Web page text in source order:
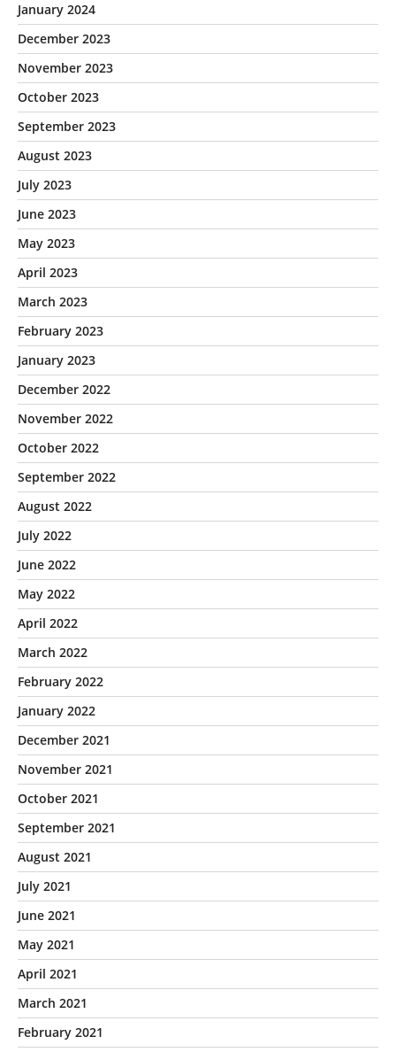
January 2024
December 2023
November 2023
October 2023
September 2023
August 2023
July 2023
June 2023
May 2023
April 2023
March 2023
February 2023
January 2023
December 2022
November 2022
October 2022
September 2022
August 2022
July 2022
June 2022
May 2022
April 2022
March 2022
February 2022
January 2022
December 2021
November 2021
October 2021
September 2021
August 2021
July 2021
June 2021
May 2021
April 2021
March 2021
February 2021